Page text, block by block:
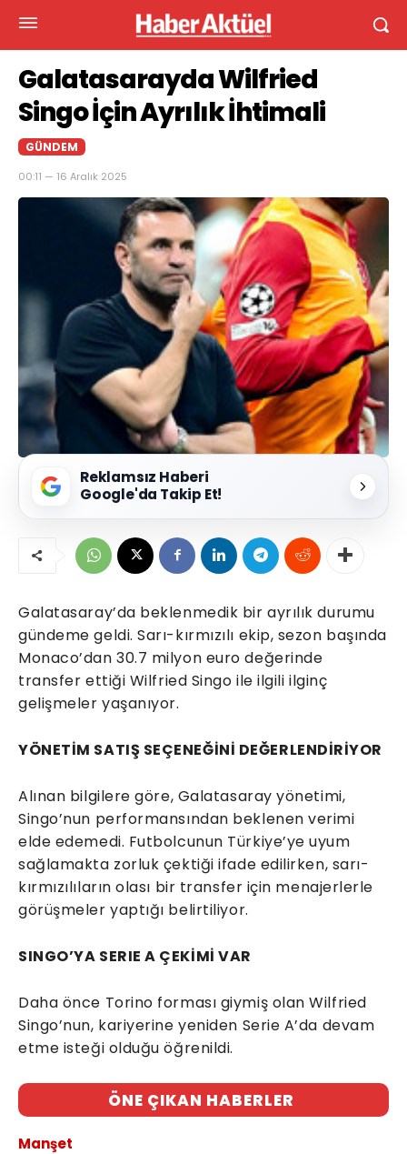
Galatasarayda Wilfried
Singo İçin Ayrılık İhtimali
GÜNDEM
00:11 — 16 Aralık 2025
Reklamsız Haberi
Google'da Takip Et!
Galatasaray’da beklenmedik bir ayrılık durumu
gündeme geldi. Sarı-kırmızılı ekip, sezon başında
Monaco’dan 30.7 milyon euro değerinde
transfer ettiği Wilfried Singo ile ilgili ilginç
gelişmeler yaşanıyor.
YÖNETİM SATIŞ SEÇENEĞİNİ DEĞERLENDİRİYOR
Alınan bilgilere göre, Galatasaray yönetimi,
Singo’nun performansından beklenen verimi
elde edemedi. Futbolcunun Türkiye’ye uyum
sağlamakta zorluk çektiği ifade edilirken, sarı-
kırmızılıların olası bir transfer için menajerlerle
görüşmeler yaptığı belirtiliyor.
SINGO’YA SERIE A ÇEKİMİ VAR
Daha önce Torino forması giymiş olan Wilfried
Singo’nun, kariyerine yeniden Serie A’da devam
etme isteği olduğu öğrenildi.
ÖNE ÇIKAN HABERLER
Manşet